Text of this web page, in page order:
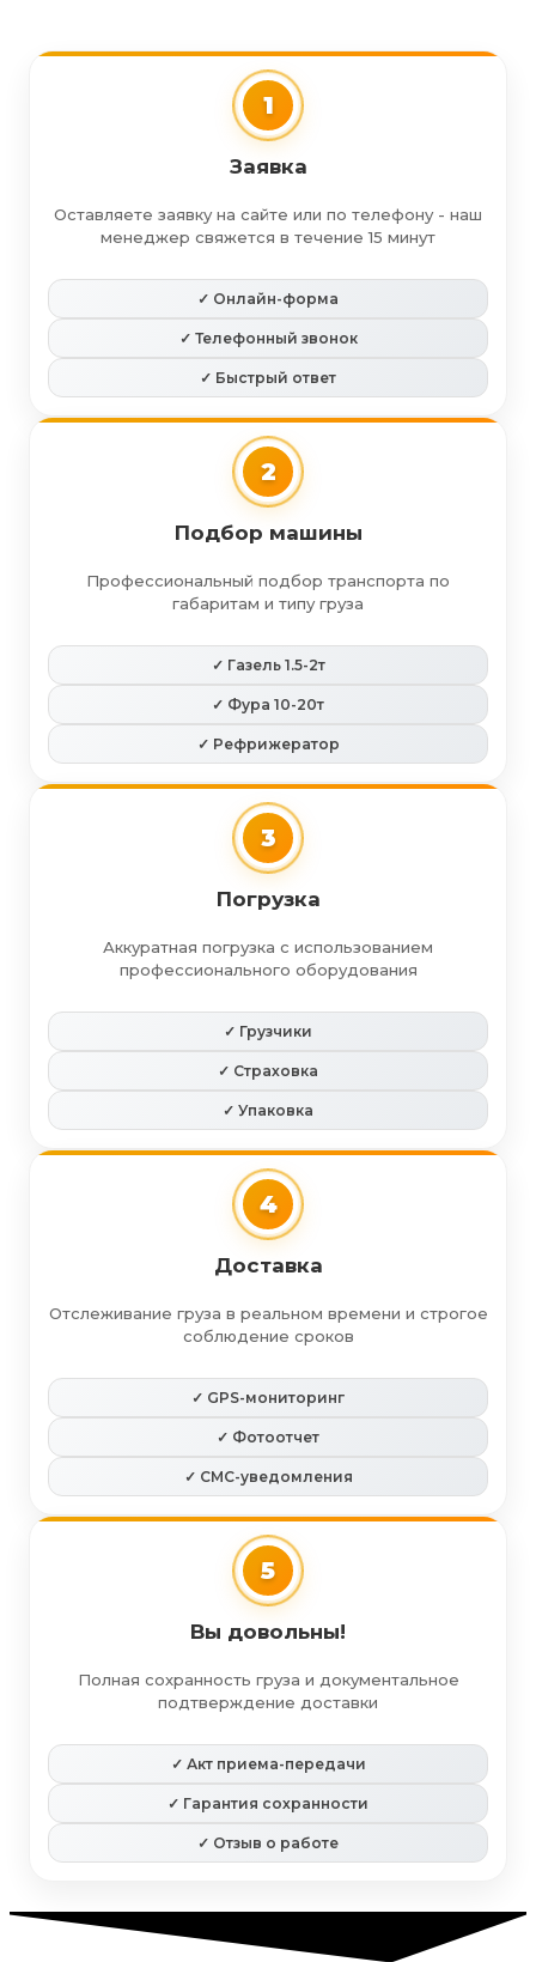
1
Заявка
Оставляете заявку на сайте или по телефону - наш
менеджер свяжется в течение 15 минут
✓ Онлайн-форма
✓ Телефонный звонок
✓ Быстрый ответ
2
Подбор машины
Профессиональный подбор транспорта по
габаритам и типу груза
✓ Газель 1.5-2т
✓ Фура 10-20т
✓ Рефрижератор
3
Погрузка
Аккуратная погрузка с использованием
профессионального оборудования
✓ Грузчики
✓ Страховка
✓ Упаковка
4
Доставка
Отслеживание груза в реальном времени и строгое
соблюдение сроков
✓ GPS-мониторинг
✓ Фотоотчет
✓ СМС-уведомления
5
Вы довольны!
Полная сохранность груза и документальное
подтверждение доставки
✓ Акт приема-передачи
✓ Гарантия сохранности
✓ Отзыв о работе